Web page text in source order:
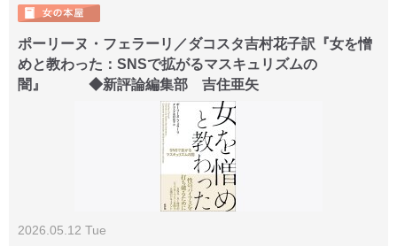
ポーリーヌ・フェラーリ／ダコスタ吉村花子訳『女を憎
めと教わった：SNSで拡がるマスキュリズムの
闇』 ◆新評論編集部 吉住亜矢
2026.05.12 Tue